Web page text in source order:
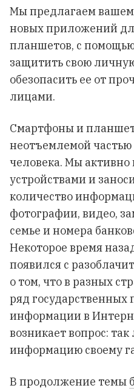
Мы предлагаем
новых приложений
планшетов, с
защитить свою
обезопасить ее от
лицами.
Смартфоны и
неотъемлемой
человека. Мы активно
устройствами и
количество
фотографии, видео,
семье и номера
Некоторое время
появился с
о том, что в разных
ряд государственных
информации в
возникает вопрос:
информацию своему
В продолжение темы